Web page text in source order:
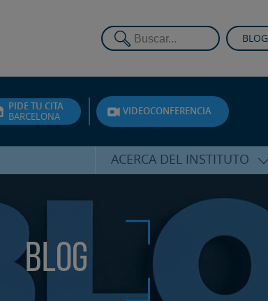
BLOG
PIDE TU CITA
BARCELONA
VIDEOCONFERENCIA
ACERCA DEL INSTITUTO
EQUIPO
ATENCIÓN PERSONALIZADA
UNIDAD DE ACOMPAÑAMIENTO
PSICOLÓGICO
SERVICIOS INTERNACIONALES
Blog